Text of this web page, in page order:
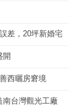
差，20坪新婚宅
開
西曬房窘境
南台灣觀光工廠